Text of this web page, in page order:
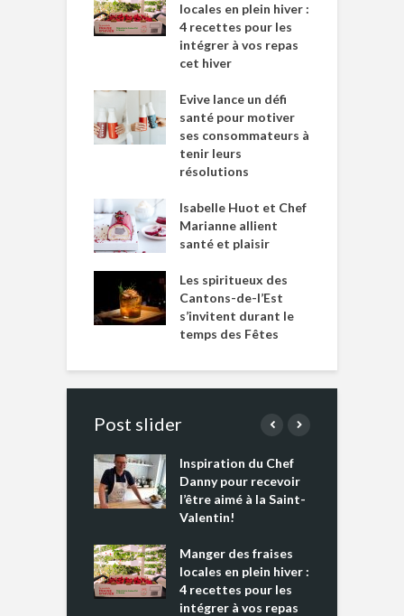
locales en plein hiver :
4 recettes pour les
intégrer à vos repas
cet hiver
Evive lance un défi
santé pour motiver
ses consommateurs à
tenir leurs
résolutions
Isabelle Huot et Chef
Marianne allient
santé et plaisir
Les spiritueux des
Cantons-de-l’Est
s’invitent durant le
temps des Fêtes
Post slider
Inspiration du Chef
Danny pour recevoir
l’être aimé à la Saint-
Valentin!
Manger des fraises
locales en plein hiver :
4 recettes pour les
intégrer à vos repas